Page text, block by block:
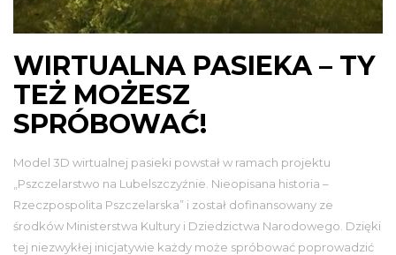
WIRTUALNA PASIEKA – TY
TEŻ MOŻESZ
SPRÓBOWAĆ!
Model 3D wirtualnej pasieki powstał w ramach projektu
„Pszczelarstwo na Lubelszczyźnie. Nieopisana historia –
Rzeczpospolita Pszczelarska” i został dofinansowany ze
środków Ministerstwa Kultury i Dziedzictwa Narodowego. Dzięki
tej niezwykłej inicjatywie każdy może spróbować poprowadzić